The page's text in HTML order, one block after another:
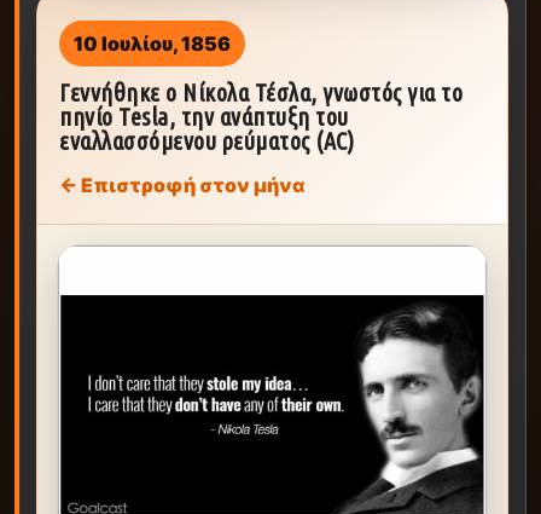
10 Ιουλίου, 1856
Γεννήθηκε ο Νίκολα Τέσλα, γνωστός για το
πηνίο Tesla, την ανάπτυξη του
εναλλασσόμενου ρεύματος (AC)
← Επιστροφή στον μήνα